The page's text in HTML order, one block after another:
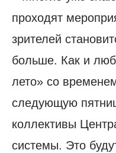
проходят
зрителей
больше. Как и
лето» со
следующую
коллективы
системы. Это